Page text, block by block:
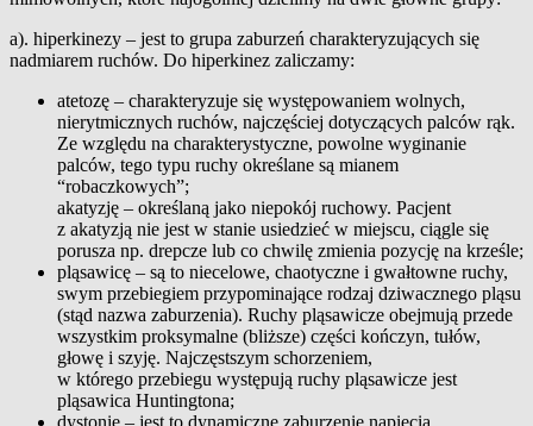
a). hiperkinezy – jest to grupa zaburzeń charakteryzujących się
nadmiarem ruchów. Do hiperkinez zaliczamy:
atetozę – charakteryzuje się występowaniem wolnych,
nierytmicznych ruchów, najczęściej dotyczących palców rąk.
Ze względu na charakterystyczne, powolne wyginanie
palców, tego typu ruchy określane są mianem
“robaczkowych”;
akatyzję – określaną jako niepokój ruchowy. Pacjent
z akatyzją nie jest w stanie usiedzieć w miejscu, ciągle się
porusza np. drepcze lub co chwilę zmienia pozycję na krześle;
pląsawicę – są to niecelowe, chaotyczne i gwałtowne ruchy,
swym przebiegiem przypominające rodzaj dziwacznego pląsu
(stąd nazwa zaburzenia). Ruchy pląsawicze obejmują przede
wszystkim proksymalne (bliższe) części kończyn, tułów,
głowę i szyję. Najczęstszym schorzeniem,
w którego przebiegu występują ruchy pląsawicze jest
pląsawica Huntingtona;
dystonię – jest to dynamiczne zaburzenie napięcia